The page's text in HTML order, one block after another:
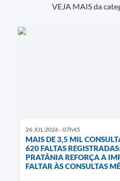
VEJA MAIS da
26 JUL 2026 - 07h45
MAIS DE 3,5 MIL
620 FALTAS
PRATÂNIA REFORÇA A
FALTAR ÀS CONSULTAS